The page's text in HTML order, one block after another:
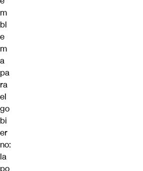
m
bl
e
m
a
pa
ra
el
go
bi
er
no:
la
po